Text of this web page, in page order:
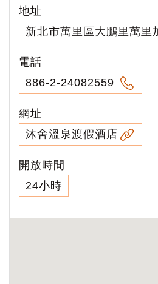
地址
新北市萬里區大鵬里萬里
電話
886-2-24082559
網址
沐舍溫泉渡假酒店
開放時間
24小時